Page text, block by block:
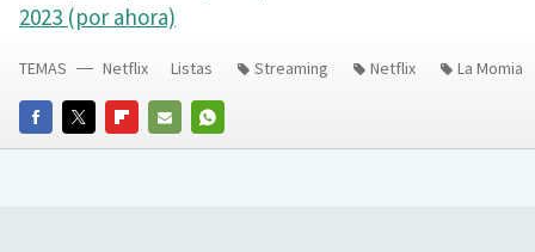
2023 (por ahora)
FACEBOOKTWITTERFLIPBOARD
E-
WHATSAPP
TEMAS Netflix Listas Streaming Netflix La Momia